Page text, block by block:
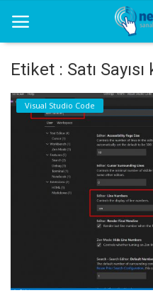
Ana Sayfa
Net Dünyası
Yazılım Programları
Etiket : Satı
Visual Studio Code